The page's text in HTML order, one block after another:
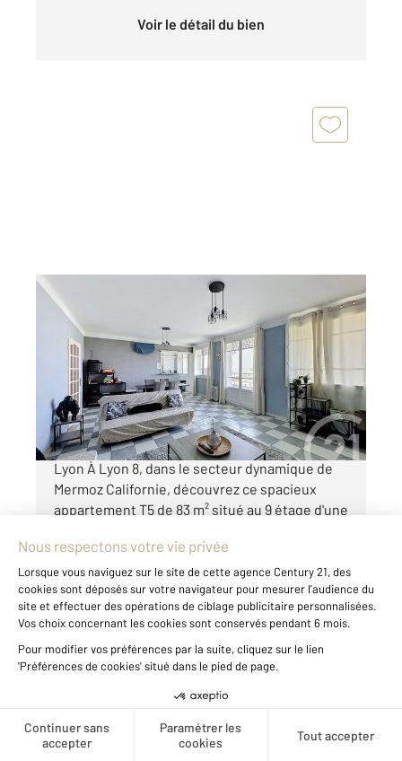
Créer une alerte
Voir le détail du bien
LYON 69008
83 m
Ref : 1945
Appartement F5 à vendre
254 000 €
Appartement T5 avec vue exceptionnelle sur
Lyon À Lyon 8, dans le secteur dynamique de
Mermoz Californie, découvrez ce spacieux
appartement T5 de 83 m² situé au 9 étage d'une
: une vue exceptionnelle ...
Voir le détail du bien